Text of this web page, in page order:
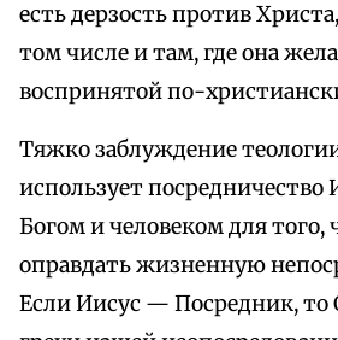
есть дерзость против
том числе и там, где она
воспринятой по-
Тяжко заблуждение
использует посредничество
Богом и человеком для того,
оправдать жизненную
Если Иисус — Посредник, то